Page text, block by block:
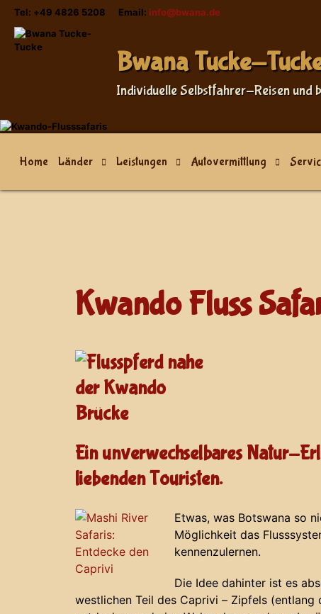
Tel: +49 4826 5208 Email: info@bwana.de
Sprache auswählen
Bwana Tucke-
Individuelle Selbstfahrer-Reisen und
Home Länder Leistungen Autovermittlung
Kwando Fluss
Ein unverwechselbares Natur-
liebenden Touristen.
Etwas, was Botswana so
Möglichkeit das
kennenzulernen.
Die Idee dahinter ist es
westlichen Teil des Caprivi – Zipfels